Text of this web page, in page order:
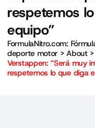
respetemos
equipo”
FormulaNitro.com:
deporte motor >About>
Verstappen: “Será muy
respetemos lo que diga